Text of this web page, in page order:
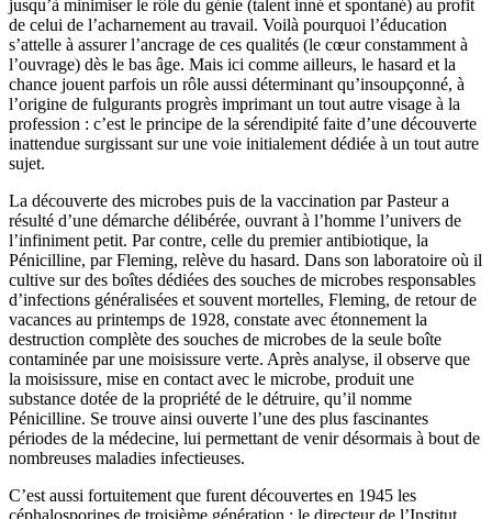
jusqu’à minimiser le rôle du génie (talent inné et spontané) au profit
de celui de l’acharnement au travail. Voilà pourquoi l’éducation
s’attelle à assurer l’ancrage de ces qualités (le cœur constamment à
l’ouvrage) dès le bas âge. Mais ici comme ailleurs, le hasard et la
chance jouent parfois un rôle aussi déterminant qu’insoupçonné, à
l’origine de fulgurants progrès imprimant un tout autre visage à la
profession : c’est le principe de la sérendipité faite d’une découverte
inattendue surgissant sur une voie initialement dédiée à un tout autre
sujet.
La découverte des microbes puis de la vaccination par Pasteur a
résulté d’une démarche délibérée, ouvrant à l’homme l’univers de
l’infiniment petit. Par contre, celle du premier antibiotique, la
Pénicilline, par Fleming, relève du hasard. Dans son laboratoire où il
cultive sur des boîtes dédiées des souches de microbes responsables
d’infections généralisées et souvent mortelles, Fleming, de retour de
vacances au printemps de 1928, constate avec étonnement la
destruction complète des souches de microbes de la seule boîte
contaminée par une moisissure verte. Après analyse, il observe que
la moisissure, mise en contact avec le microbe, produit une
substance dotée de la propriété de le détruire, qu’il nomme
Pénicilline. Se trouve ainsi ouverte l’une des plus fascinantes
périodes de la médecine, lui permettant de venir désormais à bout de
nombreuses maladies infectieuses.
C’est aussi fortuitement que furent découvertes en 1945 les
céphalosporines de troisième génération : le directeur de l’Institut